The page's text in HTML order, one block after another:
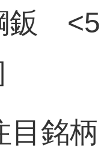
鈑
目銘柄